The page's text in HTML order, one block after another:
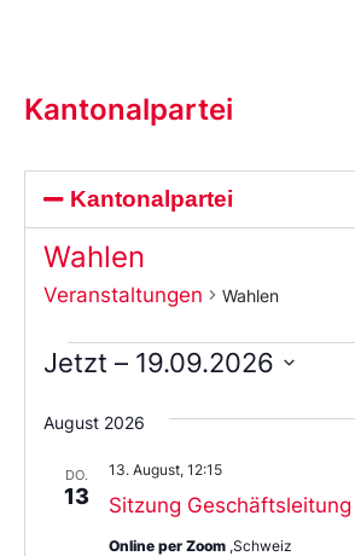
Kantonalpartei
Kantonalpartei
Wahlen
Veranstaltungen Wahlen
Jetzt – 19.09.2026
Sie
das
aus.
August 2026
DO.
13 Sitzung Geschäftsleitung
13. August, 12:15
Online per Zoom ,Schweiz